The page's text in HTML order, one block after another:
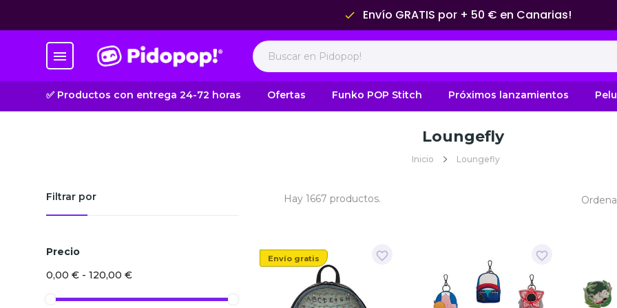
done Envío GRATIS por + 50 € en Canarias!
✅ Productos con entrega 24-72 horas Ofertas Funko POP Stitch Próximos lanzamientos
Loungefly
Inicio Loungefly
Filtrar por
Precio
0,00 € - 120,00 €
Hay 1667 productos.
favorite_border
Envío gratis
Nuevo favorite_border